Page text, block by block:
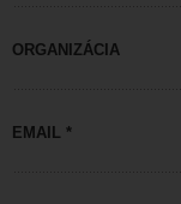
ORGANIZÁCIA
EMAIL *